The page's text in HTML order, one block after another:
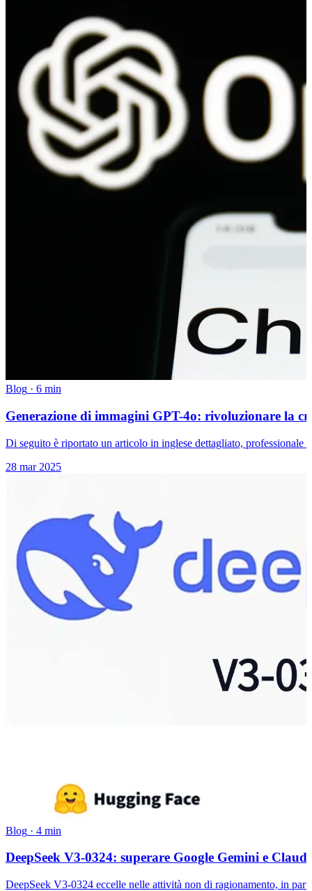
Blog · 6 min
Generazione di immagini GPT-4o: rivoluzionare la
Di seguito è riportato un articolo in inglese dettagliato, professionale
28 mar 2025
Blog · 4 min
DeepSeek V3-0324: superare Google Gemini e
DeepSeek V3-0324 eccelle nelle attività non di ragionamento, in